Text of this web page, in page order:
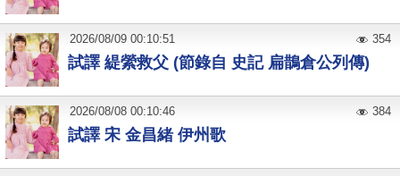
試譯 緹縈救父 (節錄自 史記 扁鵲倉公列傳)
2026/08/09 00:10:51 354
試譯 宋 金昌緒 伊州歌
2026/08/08 00:10:46 384